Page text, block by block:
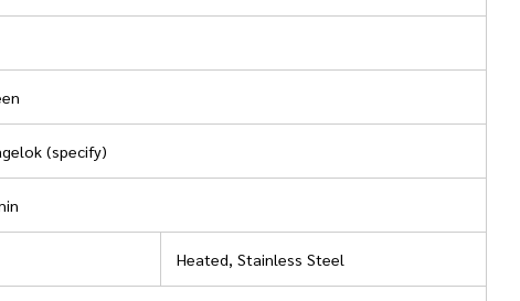
(specify)
Heated, Stainless Steel